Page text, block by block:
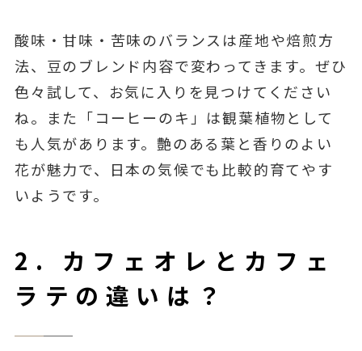
酸味・甘味・苦味のバランスは産地や焙煎方
法、豆のブレンド内容で変わってきます。ぜひ
色々試して、お気に入りを見つけてください
ね。また「コーヒーのキ」は観葉植物として
も人気があります。艶のある葉と香りのよい
花が魅力で、日本の気候でも比較的育てやす
いようです。
2. カフェオレとカフェ
ラテの違いは？